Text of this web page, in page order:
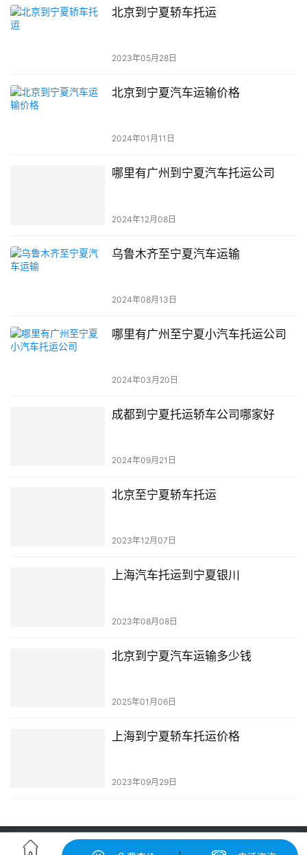
北京到宁夏轿车托运
2023年05月28日
北京到宁夏汽车运输价格
2024年01月11日
哪里有广州到宁夏汽车托运公司
2024年12月08日
乌鲁木齐至宁夏汽车运输
2024年08月13日
哪里有广州至宁夏小汽车托运公司
2024年03月20日
成都到宁夏托运轿车公司哪家好
2024年09月21日
北京至宁夏轿车托运
2023年12月07日
上海汽车托运到宁夏银川
2023年08月08日
北京到宁夏汽车运输多少钱
2025年01月06日
上海到宁夏轿车托运价格
2023年09月29日
轿车托运-汽车托运价格|收费标准查询-中振汽车托运物流平台